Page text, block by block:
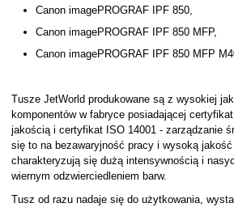
Canon imagePROGRAF IPF 850,
Canon imagePROGRAF IPF 850 MFP,
Canon imagePROGRAF IPF 850 MFP
Tusze JetWorld produkowane są z wysokiej
komponentów w fabryce posiadającej
jakością i certyfikat ISO 14001 - zarządzanie
się to na bezawaryjność pracy i wysoką
charakteryzują się dużą intensywnością i
wiernym odzwierciedleniem barw.
Tusz od razu nadaje się do użytkowania,